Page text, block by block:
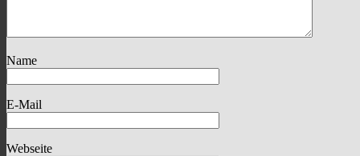
Name
E-Mail
Webseite